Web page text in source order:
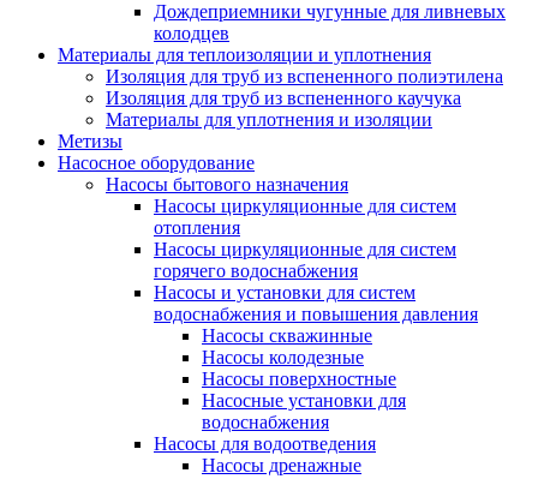
Дождеприемники чугунные для ливневых
колодцев
Материалы для теплоизоляции и уплотнения
Изоляция для труб из вспененного полиэтилена
Изоляция для труб из вспененного каучука
Материалы для уплотнения и изоляции
Метизы
Насосное оборудование
Насосы бытового назначения
Насосы циркуляционные для систем
отопления
Насосы циркуляционные для систем
горячего водоснабжения
Насосы и установки для систем
водоснабжения и повышения давления
Насосы скважинные
Насосы колодезные
Насосы поверхностные
Насосные установки для
водоснабжения
Насосы для водоотведения
Насосы дренажные